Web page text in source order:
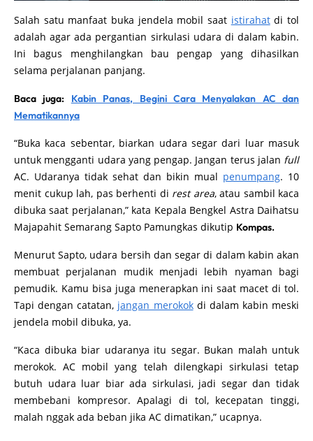
Salah satu manfaat buka jendela mobil saat istirahatdi tol
adalah agar ada pergantian sirkulasi udara di dalam kabin.
Ini bagus menghilangkan bau pengap yang dihasilkan
selama perjalanan panjang.
Baca juga: Kabin Panas, Begini Cara Menyalakan AC dan
Mematikannya
“Buka kaca sebentar, biarkan udara segar dari luar masuk
untuk mengganti udara yang pengap. Jangan terus jalan full
AC. Udaranya tidak sehat dan bikin mual penumpang. 10
menit cukup lah, pas berhenti di rest area, atau sambil kaca
dibuka saat perjalanan,” kata Kepala Bengkel Astra Daihatsu
Majapahit Semarang Sapto Pamungkas dikutip Kompas.
Menurut Sapto, udara bersih dan segar di dalam kabin akan
membuat perjalanan mudik menjadi lebih nyaman bagi
pemudik. Kamu bisa juga menerapkan ini saat macet di tol.
Tapi dengan catatan, jangan merokokdi dalam kabin meski
jendela mobil dibuka, ya.
“Kaca dibuka biar udaranya itu segar. Bukan malah untuk
merokok. AC mobil yang telah dilengkapi sirkulasi tetap
butuh udara luar biar ada sirkulasi, jadi segar dan tidak
membebani kompresor. Apalagi di tol, kecepatan tinggi,
malah nggak ada beban jika AC dimatikan,” ucapnya.